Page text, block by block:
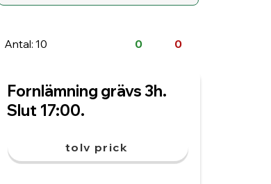
Antal: 10 0 0
Fornlämning grävs 3h.
Slut 17:00.
tolv prick